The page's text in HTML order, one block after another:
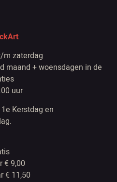
m zaterdag
maand + woensdagen in de
uur
Kerstdag en
€ 9,00
€ 11,50